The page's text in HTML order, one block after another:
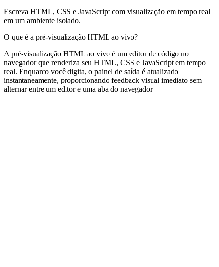
Escreva HTML, CSS e JavaScript com visualização em tempo real
em um ambiente isolado.
O que é a pré-visualização HTML ao vivo?
A pré-visualização HTML ao vivo é um editor de código no
navegador que renderiza seu HTML, CSS e JavaScript em tempo
real. Enquanto você digita, o painel de saída é atualizado
instantaneamente, proporcionando feedback visual imediato sem
alternar entre um editor e uma aba do navegador.